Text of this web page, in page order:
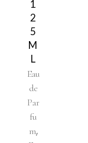
1
2
5
M
L
Eau
de
Par
fu
m,